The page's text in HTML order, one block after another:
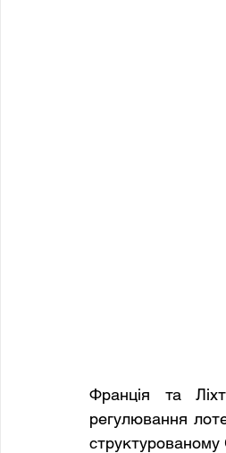
Франція та
регулювання
структурованому